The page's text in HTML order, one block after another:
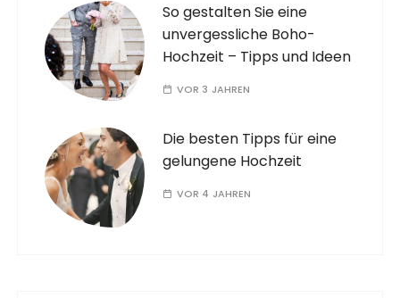
So gestalten Sie eine
unvergessliche Boho-
Hochzeit – Tipps und Ideen
VOR 3 JAHREN
Die besten Tipps für eine
gelungene Hochzeit
VOR 4 JAHREN